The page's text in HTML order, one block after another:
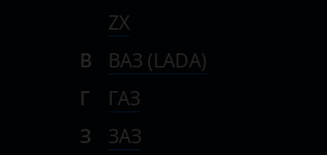
ZX
В
ВАЗ (LADA)
Г
ГАЗ
З
ЗАЗ